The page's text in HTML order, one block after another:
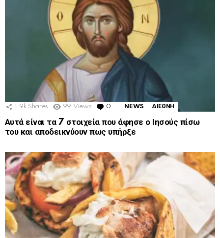
1.9k Shares 99 Views 0 Comments
NEWS ΔΙΕΘΝΗ
Αυτά είναι τα 7 στοιχεία που άφησε ο Ιησούς πίσω
του και αποδεικνύουν πως υπήρξε